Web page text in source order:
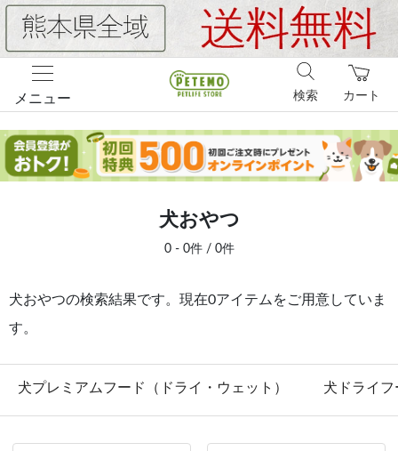
メニュー カート
検索
犬おやつ
0 - 0件 / 0件
犬おやつの検索結果です。現在0アイテムをご用意していま
す。
犬プレミアムフード（ドライ・ウェット） 犬ドライフ